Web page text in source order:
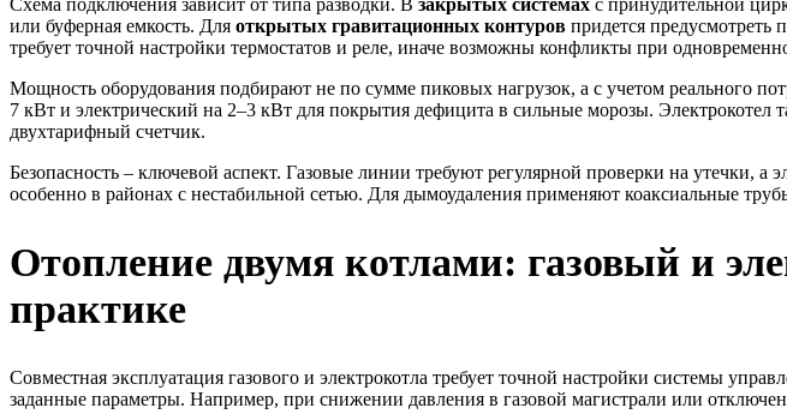
Схема подключения зависит от типа разводки. В закрытых системах с принудительной
или буферная емкость. Для открытых гравитационных контуров придется
требует точной настройки термостатов и реле, иначе возможны конфликты при
Мощность оборудования подбирают не по сумме пиковых нагрузок, а с учетом реального
7 кВт и электрический на 2–3 кВт для покрытия дефицита в сильные морозы. Электрокотел
двухтарифный счетчик.
Безопасность – ключевой аспект. Газовые линии требуют регулярной проверки на утечки,
особенно в районах с нестабильной сетью. Для дымоудаления применяют коаксиальные
Отопление двумя котлами: газовый и
практике
Совместная эксплуатация газового и электрокотла требует точной настройки системы
заданные параметры. Например, при снижении давления в газовой магистрали или